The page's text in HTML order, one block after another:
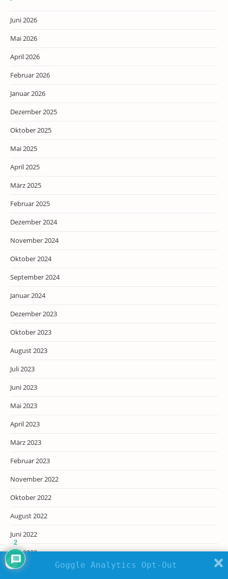
Juni 2026
Mai 2026
April 2026
Februar 2026
Januar 2026
Dezember 2025
Oktober 2025
Mai 2025
April 2025
März 2025
Februar 2025
Dezember 2024
November 2024
Oktober 2024
September 2024
Januar 2024
Dezember 2023
Oktober 2023
August 2023
Juli 2023
Juni 2023
Mai 2023
April 2023
März 2023
Februar 2023
November 2022
Oktober 2022
August 2022
Juni 2022
Mai 2022
Februar 2022
Goggle Analytics Opt-Out
2